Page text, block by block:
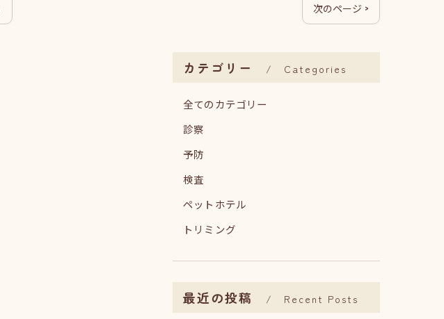
次のページ >
カテゴリー Categories
全てのカテゴリー
診察
予防
検査
ペットホテル
トリミング
最近の投稿 Recent Posts